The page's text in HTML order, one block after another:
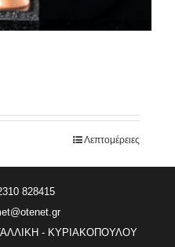
Λεπτομέρειες
828415
- ΚΥΡΙΑΚΟΠΟΥΛΟΥ